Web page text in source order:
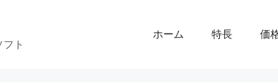
ト
ホーム 特長 価